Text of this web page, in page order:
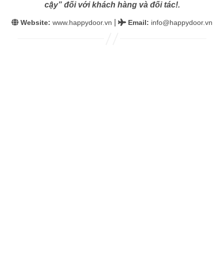
cậy” đối với khách hàng và đối tác!.
Website: www.happydoor.vn Email: info@happydoor.vn